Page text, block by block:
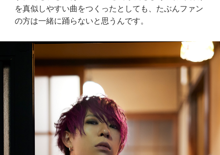
を真似しやすい曲をつくったとしても、たぶんファン
の方は一緒に踊らないと思うんです。